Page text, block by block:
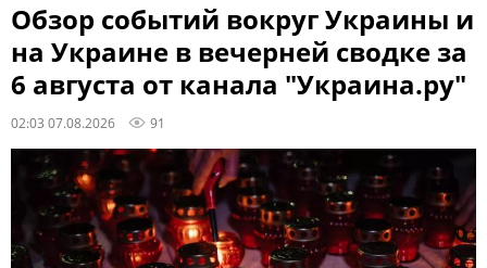
Обзор событий вокруг Украины и
на Украине в вечерней сводке за
6 августа от канала "Украина.ру"
02:03 07.08.2026 91